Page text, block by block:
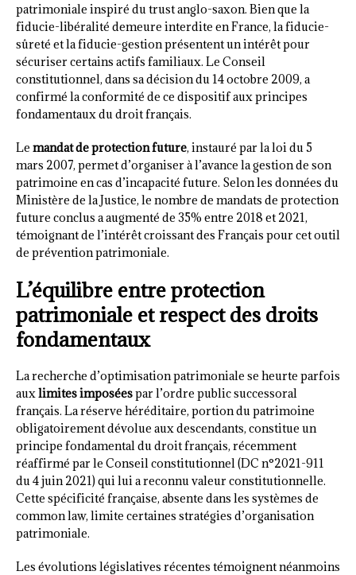
patrimoniale inspiré du trust anglo-saxon. Bien que la
fiducie-libéralité demeure interdite en France, la fiducie-
sûreté et la fiducie-gestion présentent un intérêt pour
sécuriser certains actifs familiaux. Le Conseil
constitutionnel, dans sa décision du 14 octobre 2009, a
confirmé la conformité de ce dispositif aux principes
fondamentaux du droit français.
Le mandat de protection future, instauré par la loi du 5
mars 2007, permet d’organiser à l’avance la gestion de son
patrimoine en cas d’incapacité future. Selon les données du
Ministère de la Justice, le nombre de mandats de protection
future conclus a augmenté de 35% entre 2018 et 2021,
témoignant de l’intérêt croissant des Français pour cet outil
de prévention patrimoniale.
L’équilibre entre protection
patrimoniale et respect des droits
fondamentaux
La recherche d’optimisation patrimoniale se heurte parfois
auxlimites imposéespar l’ordre public successoral
français. La réserve héréditaire, portion du patrimoine
obligatoirement dévolue aux descendants, constitue un
principe fondamental du droit français, récemment
réaffirmé par le Conseil constitutionnel (DC n°2021-911
du 4 juin 2021) qui lui a reconnu valeur constitutionnelle.
Cette spécificité française, absente dans les systèmes de
common law, limite certaines stratégies d’organisation
patrimoniale.
Les évolutions législatives récentes témoignent néanmoins